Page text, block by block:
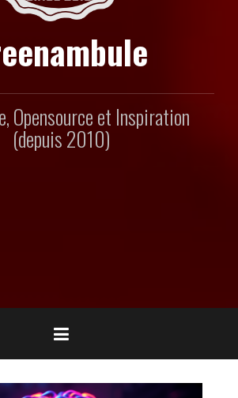
Opensource et Inspiration
(depuis 2010)